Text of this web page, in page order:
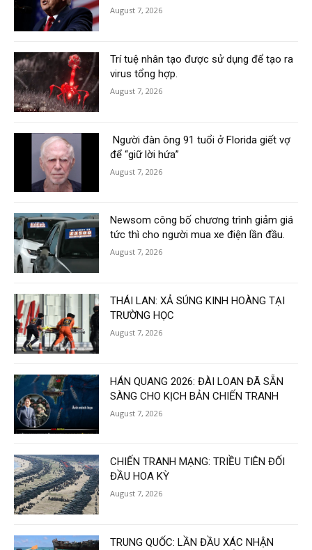
August 7, 2026
Trí tuệ nhân tạo được sử dụng để tạo ra
virus tổng hợp.
August 7, 2026
Người đàn ông 91 tuổi ở Florida giết vợ
để “giữ lời hứa”
August 7, 2026
Newsom công bố chương trình giảm giá
tức thì cho người mua xe điện lần đầu.
August 7, 2026
THÁI LAN: XẢ SÚNG KINH HOÀNG TẠI
TRƯỜNG HỌC
August 7, 2026
HÁN QUANG 2026: ĐÀI LOAN ĐÃ SẴN
SÀNG CHO KỊCH BẢN CHIẾN TRANH
August 7, 2026
CHIẾN TRANH MẠNG: TRIỀU TIÊN ĐỐI
ĐẦU HOA KỲ
August 7, 2026
TRUNG QUỐC: LẦN ĐẦU XÁC NHẬN